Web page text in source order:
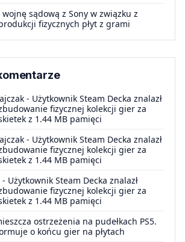
sądową z Sony w związku z
fizycznych płyt z grami
- Użytkownik Steam Decka znalazł
fizycznej kolekcji gier za
z 1.44 MB pamięci
- Użytkownik Steam Decka znalazł
fizycznej kolekcji gier za
z 1.44 MB pamięci
- Użytkownik Steam Decka znalazł
fizycznej kolekcji gier za
z 1.44 MB pamięci
ostrzeżenia na pudełkach PS5.
o końcu gier na płytach